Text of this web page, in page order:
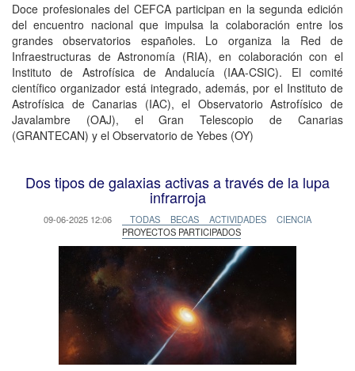
Doce profesionales del CEFCA participan en la segunda edición
del encuentro nacional que impulsa la colaboración entre los
grandes observatorios españoles. Lo organiza la Red de
Infraestructuras de Astronomía (RIA), en colaboración con el
Instituto de Astrofísica de Andalucía (IAA-CSIC). El comité
científico organizador está integrado, además, por el Instituto de
Astrofísica de Canarias (IAC), el Observatorio Astrofísico de
Javalambre (OAJ), el Gran Telescopio de Canarias
(GRANTECAN) y el Observatorio de Yebes (OY)
Dos tipos de galaxias activas a través de la lupa
infrarroja
09-06-2025 12:06 TODAS BECAS ACTIVIDADES
CIENCIA
PROYECTOS PARTICIPADOS